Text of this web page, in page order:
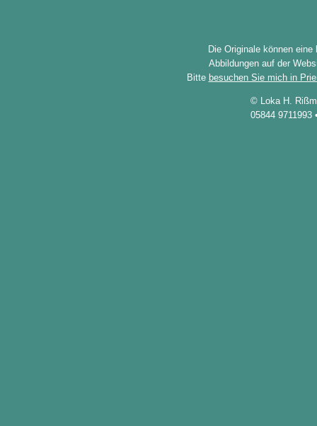
Die Originale können
Abbildungen auf der
Bitte besuchen Sie mich in
© Loka H.
05844 9711993